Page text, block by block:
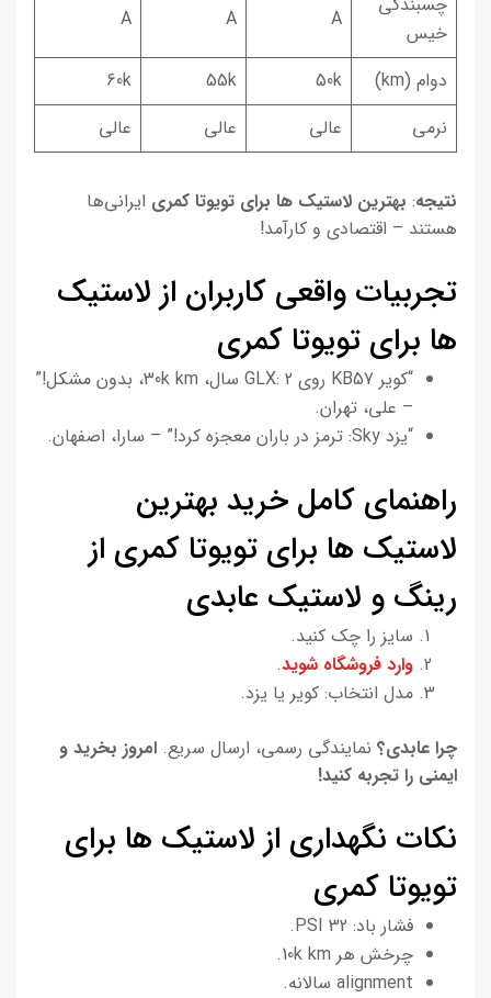
خیس
A
A
A
دوام (km) 50k
55k
60k
نرمی
عالی عالی عالی
نتیجه: بهترین لاستیک ها برای تویوتا کمری ایرانی‌ها
هستند – اقتصادی و کارآمد!
تجربیات واقعی کاربران از لاستیک
ها برای تویوتا کمری
“کویر KB57 روی GLX: 2 سال، 30k km، بدون مشکل!”
– علی، تهران.
“یزد Sky: ترمز در باران معجزه کرد!” – سارا، اصفهان.
راهنمای کامل خرید بهترین
لاستیک ها برای تویوتا کمری از
رینگ و لاستیک عابدی
سایز را چک کنید.
وارد فروشگاه شوید.
مدل انتخاب: کویر یا یزد.
چرا عابدی؟ نمایندگی رسمی، ارسال سریع. امروز بخرید و
ایمنی را تجربه کنید!
نکات نگهداری از لاستیک ها برای
تویوتا کمری
فشار باد: 32 PSI.
چرخش هر 10k km.
alignment سالانه.